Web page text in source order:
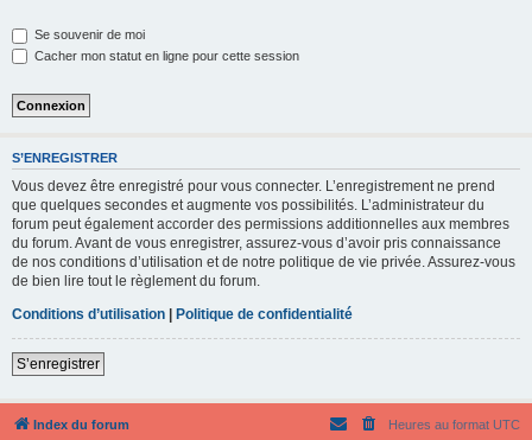
Se souvenir de moi
Cacher mon statut en ligne pour cette session
S’ENREGISTRER
Vous devez être enregistré pour vous connecter. L’enregistrement ne prend
que quelques secondes et augmente vos possibilités. L’administrateur du
forum peut également accorder des permissions additionnelles aux membres
du forum. Avant de vous enregistrer, assurez-vous d’avoir pris connaissance
de nos conditions d’utilisation et de notre politique de vie privée. Assurez-vous
de bien lire tout le règlement du forum.
Conditions d’utilisation | Politique de confidentialité
S’enregistrer
Index du forum Heures au format UTC